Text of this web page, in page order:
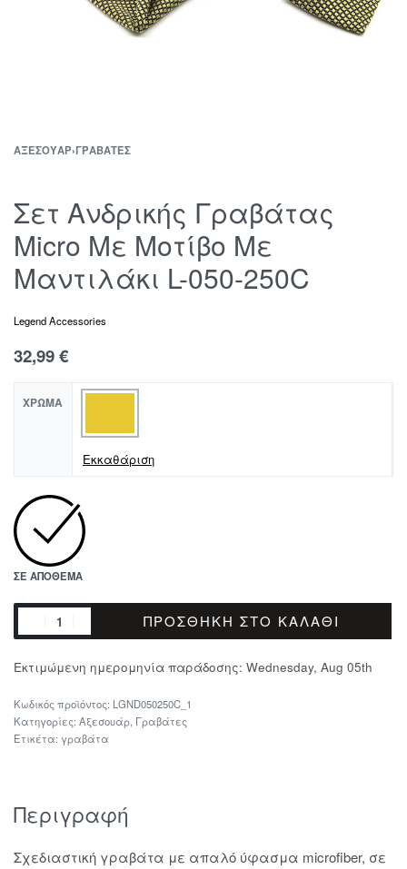
ΑΞΕΣΟΥΆΡ›ΓΡΑΒΆΤΕΣ
Σετ Ανδρικής Γραβάτας
Micro Με Μοτίβο Με
Μαντιλάκι L-050-250C
Legend Accessories
32,99€
ΧΡΏΜΑ
Εκκαθάριση
ΣΕ ΑΠΌΘΕΜΑ
ΠΡΟΣΘΉΚΗ ΣΤΟ ΚΑΛΆΘΙ
Εκτιμώμενη ημερομηνία παράδοσης: Wednesday, Aug 05th
LGND050250C_1
Κατηγορίες: Αξεσουάρ, Γραβάτες
Ετικέτα: γραβάτα
Περιγραφή
Σχεδιαστική γραβάτα με απαλό ύφασμα microfiber, σε